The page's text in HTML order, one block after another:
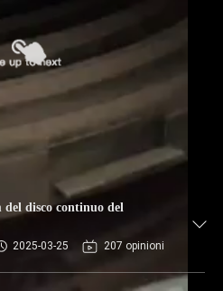
disco continuo del
2025-03-25 207 opinioni